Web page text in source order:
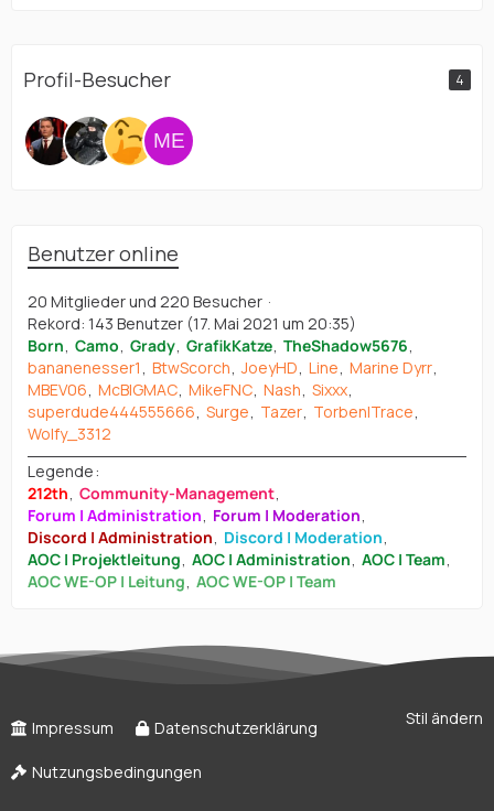
Profil-Besucher 4
Benutzer online
20 Mitglieder und 220 Besucher
Rekord: 143 Benutzer (17. Mai 2021 um 20:35)
Born Camo Grady GrafikKatze TheShadow5676
bananenesser1
BtwScorch JoeyHD Line Marine Dyrr
MBEV06 McBIGMAC MikeFNC Nash Sixxx
superdude444555666 Surge Tazer Torben|Trace
Wolfy_3312
Legende
212th Community-Management
Forum | Administration
Forum | Moderation
Discord | Administration
Discord | Moderation
AOC | Projektleitung AOC | Administration AOC | Team
AOC WE-OP | Leitung AOC WE-OP | Team
Stil ändern
Impressum Datenschutzerklärung
Nutzungsbedingungen